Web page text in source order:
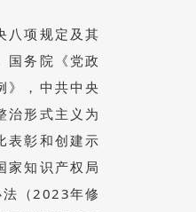
八项规定及其
国务院《党政
》，中共中央
治形式主义为
表彰和创建示
家知识产权局
法（2023年修